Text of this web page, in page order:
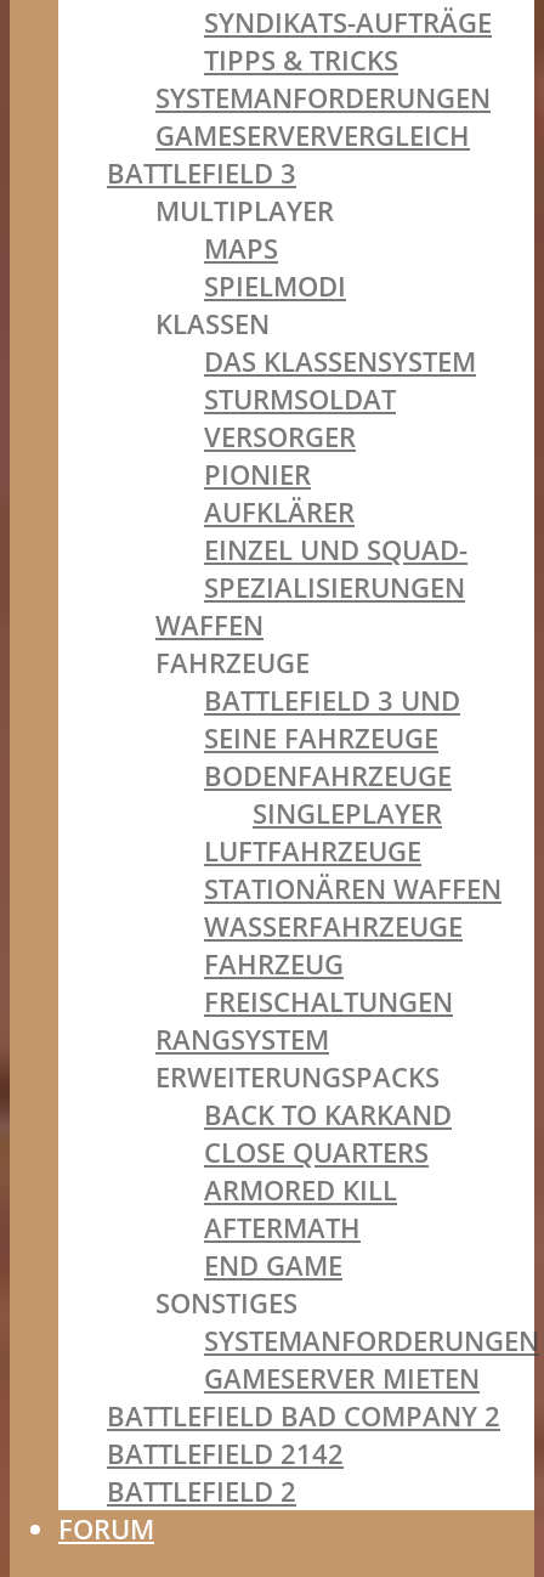
SYNDIKATS-AUFTRÄGE
TIPPS & TRICKS
SYSTEMANFORDERUNGEN
GAMESERVERVERGLEICH
BATTLEFIELD 3
MULTIPLAYER
MAPS
SPIELMODI
KLASSEN
DAS KLASSENSYSTEM
STURMSOLDAT
VERSORGER
PIONIER
AUFKLÄRER
EINZEL UND SQUAD-
SPEZIALISIERUNGEN
WAFFEN
FAHRZEUGE
BATTLEFIELD 3 UND
SEINE FAHRZEUGE
BODENFAHRZEUGE
SINGLEPLAYER
LUFTFAHRZEUGE
STATIONÄREN WAFFEN
WASSERFAHRZEUGE
FAHRZEUG
FREISCHALTUNGEN
RANGSYSTEM
ERWEITERUNGSPACKS
BACK TO KARKAND
CLOSE QUARTERS
ARMORED KILL
AFTERMATH
END GAME
SONSTIGES
SYSTEMANFORDERUNGEN
GAMESERVER MIETEN
BATTLEFIELD BAD COMPANY 2
BATTLEFIELD 2142
BATTLEFIELD 2
FORUM